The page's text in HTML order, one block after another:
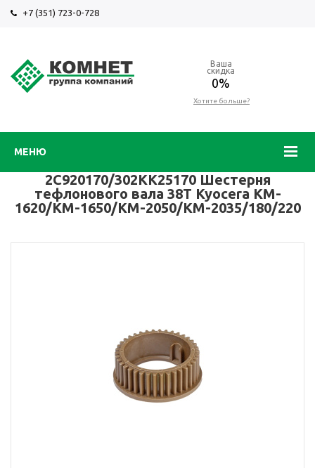
+7 (351) 723-0-728
МЕНЮ
Ваша
скидка
0%
Хотите больше?
2C920170/302KK25170 Шестерня
тефлонового вала 38T Kyocera KM-
1620/KM-1650/KM-2050/KM-2035/180/220